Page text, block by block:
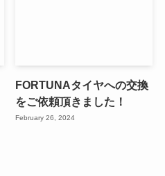
FORTUNAタイヤへの交換
をご依頼頂きました！
February 26, 2024